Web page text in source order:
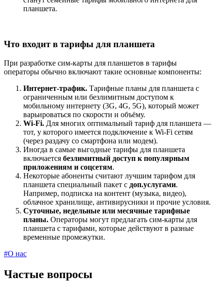
планшета.
Что входит в тарифы для планшета
При разработке сим-карты для планшетов в тарифы
операторы обычно включают такие основные компоненты:
Интернет-трафик. Тарифные планы для планшета с
ограниченным или безлимитным доступом к
мобильному интернету (3G, 4G, 5G), который может
варьироваться по скорости и объёму.
Wi-Fi. Для многих оптимальный тариф для планшета —
тот, у которого имеется подключение к Wi-Fi сетям
(через раздачу со смартфона или модем).
Иногда в самые выгодные тарифы для планшета
включается безлимитный доступ к популярным
приложениям и соцсетям.
Некоторые абоненты считают лучшим тарифом для
планшета специальный пакет с доп.услугами.
Например, подписка на контент (музыка, видео),
облачное хранилище, антивирусники и прочие условия.
Суточные, недельные или месячные тарифные
планы. Операторы могут предлагать сим-карты для
планшета с тарифами, которые действуют в разные
временные промежутки.
#О нас
Частые вопросы